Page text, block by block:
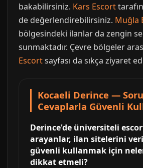
bakabilirsiniz. Kars Escort
de değerlendirebilirsiniz. Muğla
bölgesindeki ilanlar da zengin
sunmaktadır. Çevre bölgeler
Escortsayfası da sıkça ziyaret
Kocaeli Derince —
Cevaplarla Güvenli
Derince'de üniversiteli
arayanlar, ilan sitelerini
güvenli kullanmak için
dikkat etmeli?